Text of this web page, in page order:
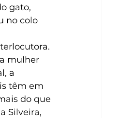
gato,
no colo
mulher
a
têm em
do que
Silveira,